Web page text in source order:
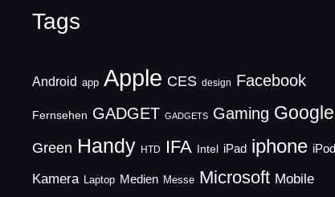
Tags
Android app Apple CES design Facebook
Fernsehen GADGET GADGETS Gaming Google
Green Handy HTD IFA Intel iPad iphone iPod
Kamera Laptop Medien Messe Microsoft Mobile